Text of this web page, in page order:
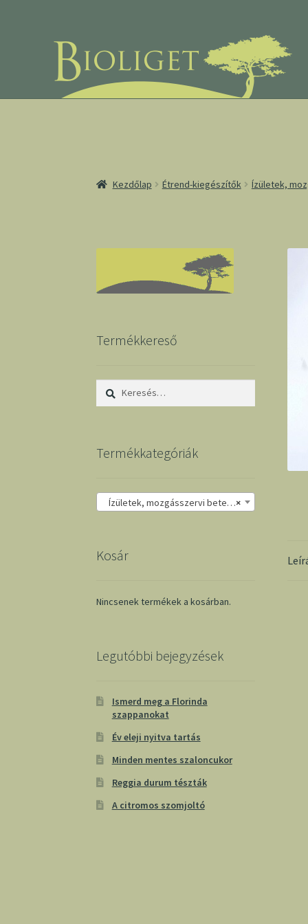
Kezdőlap Étrend-kiegészítők Ízületek,
Termékkereső
Keresés:
Termékkategóriák
×
Ízületek, mozgásszervi betegségek
Kosár
Nincsenek termékek a kosárban.
Legutóbbi bejegyzések
Ismerd meg a Florinda
szappanokat
Év eleji nyitva tartás
Minden mentes szaloncukor
Reggia durum tészták
A citromos szomjoltó